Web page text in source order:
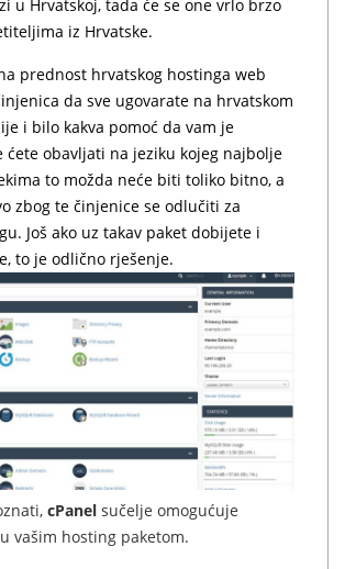
u Hrvatskoj, tada će se one vrlo brzo
iz Hrvatske.
prednost hrvatskog hostinga web
da sve ugovarate na hrvatskom
i bilo kakva pomoć da vam je
ćete obavljati na jeziku kojeg najbolje
to možda neće biti toliko bitno, a
zbog te činjenice se odlučiti za
Još ako uz takav paket dobijete i
to je odlično rješenje.
cPanel sučelje omogućuje
vašim hosting paketom.